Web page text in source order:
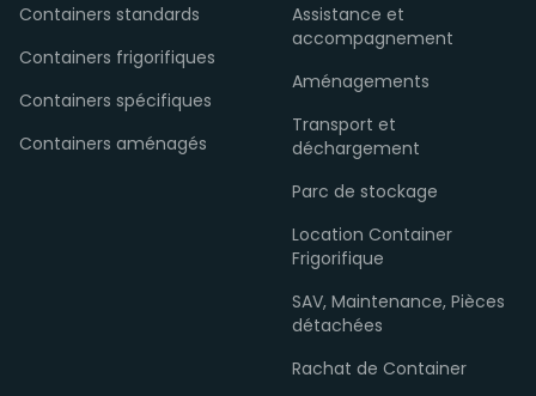
Containers standards
Containers frigorifiques
Containers spécifiques
Containers aménagés
Assistance et
accompagnement
Aménagements
Transport et
déchargement
Parc de stockage
Location Container
Frigorifique
SAV, Maintenance, Pièces
détachées
Rachat de Container